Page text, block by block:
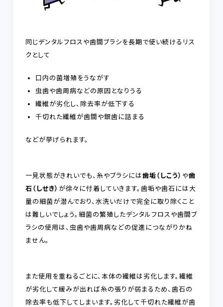
同じデンタルフロスや歯間ブラシを長期で使い続けるリス
クとして
口内の菌増殖をうながす
虫歯や歯周病などの原因となりうる
繊維が劣化し、除去率が低下する
千切れた繊維が歯間や銀歯に詰まる
などが挙げられます。
一見状態がきれいでも、糸やブラシには歯垢（しこう） や歯
石（しせき） が徐々に付着していきます。歯垢や歯石には大
量の細菌が潜んでおり、水洗いだけで完全に取り除くこと
は難しいでしょう。 細菌の繁殖したデンタルフロスや歯間ブ
ラシの使用は、虫歯や歯周病などの促進につながりかね
ません。
また使用を重ねるごとに、本体の繊維は劣化します。繊維
が劣化して緩みが出れば糸の張りが弱まるため、歯石の
除去率も低下してしまいます。劣化して千切れた繊維が歯